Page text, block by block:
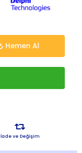
Hemen Al
İade ve Değişim